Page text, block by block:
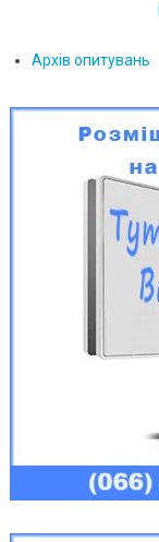
Архів опитувань